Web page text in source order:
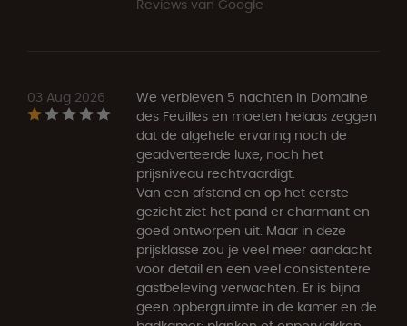
Reviews van Google
03 Aug 2026
We verbleven 5 nachten in Domaine
des Feuilles en moeten helaas zeggen
dat de algehele ervaring noch de
geadverteerde luxe, noch het
prijsniveau rechtvaardigt.
Van een afstand en op het eerste
gezicht ziet het pand er charmant en
goed ontworpen uit. Maar in deze
prijsklasse zou je veel meer aandacht
voor detail en een veel consistentere
gastbeleving verwachten. Er is bijna
geen opbergruimte in de kamer en de